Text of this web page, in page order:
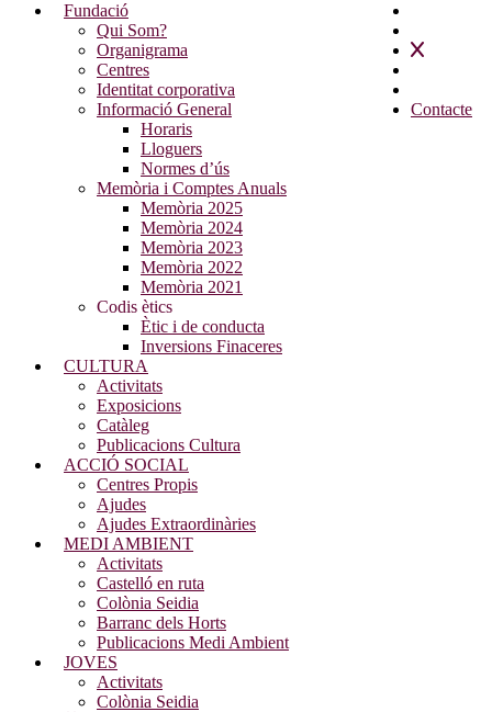
Contacte
Fundació
Qui Som?
Organigrama
Centres
Identitat corporativa
Informació General
Horaris
Lloguers
Normes d’ús
Memòria i Comptes Anuals
Memòria 2025
Memòria 2024
Memòria 2023
Memòria 2022
Memòria 2021
Codis ètics
Ètic i de conducta
Inversions Finaceres
CULTURA
Activitats
Exposicions
Catàleg
Publicacions Cultura
ACCIÓ SOCIAL
Centres Propis
Ajudes
Ajudes Extraordinàries
MEDI AMBIENT
Activitats
Castelló en ruta
Colònia Seidia
Barranc dels Horts
Publicacions Medi Ambient
JOVES
Activitats
Colònia Seidia